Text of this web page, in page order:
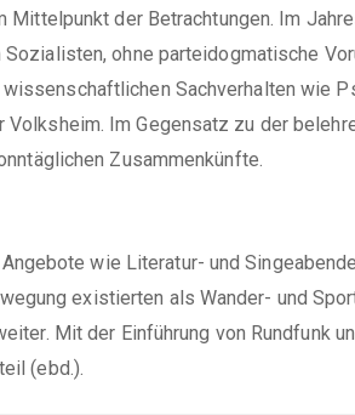
der Betrachtungen. Im
ohne parteidogmatische
Sachverhalten wie
Im Gegensatz zu der
Zusammenkünfte.
wie Literatur- und
existierten als Wander- und
Mit der Einführung von Rundfunk
(ebd.).